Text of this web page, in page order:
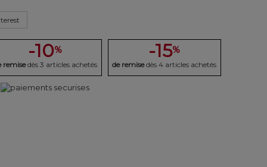
-10%
remise dès 3 articles achetés
-15%
de remise dès 4 articles achetés